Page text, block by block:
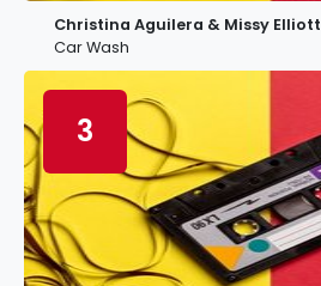
Christina Aguilera & Missy Elliott
Car Wash
3